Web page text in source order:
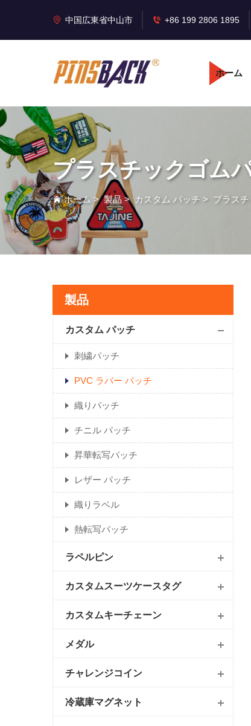
中国広東省中山市 +86 199 2806 1895
ホーム
プラスチックゴム
ホーム >製品 >カスタム パッチ > プラス
製品
カスタム パッチ
刺繍パッチ
PVC ラバー パッチ
織りパッチ
チニル パッチ
昇華転写パッチ
レザー パッチ
織りラベル
熱転写パッチ
ラペルピン
カスタムスーツケースタグ
カスタムキーチェーン
メダル
チャレンジコイン
冷蔵庫マグネット